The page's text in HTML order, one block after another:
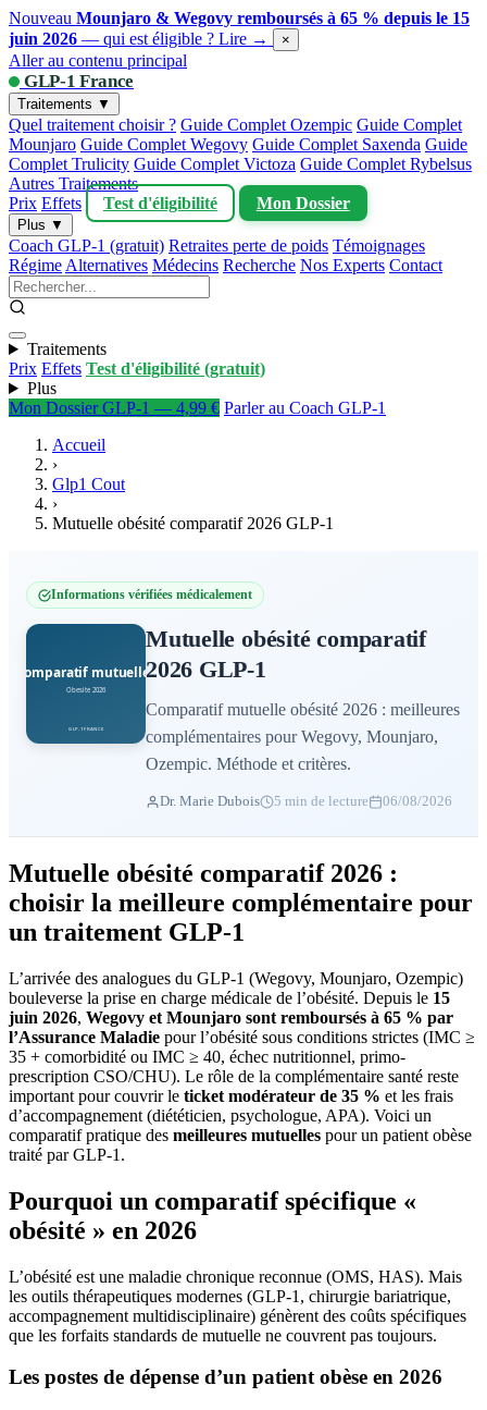
Nouveau Mounjaro & Wegovy remboursés à 65 % depuis le 15
juin 2026 — qui est éligible ? Lire → ×
Aller au contenu principal
GLP-1 France
Traitements ▼
Quel traitement choisir ? Guide Complet Ozempic Guide Complet
Mounjaro Guide Complet Wegovy Guide Complet Saxenda Guide
Complet Trulicity Guide Complet Victoza Guide Complet Rybelsus
Autres Traitements
Prix Effets Test d'éligibilité Mon Dossier
Plus ▼
Coach GLP-1 (gratuit) Retraites perte de poids Témoignages
Régime Alternatives Médecins Recherche Nos Experts Contact
Traitements
Prix Effets Test d'éligibilité (gratuit)
Plus
Mon Dossier GLP-1 — 4,99 € Parler au Coach GLP-1
Accueil
›
Glp1 Cout
›
Mutuelle obésité comparatif 2026 GLP-1
Informations vérifiées médicalement
Mutuelle obésité comparatif
2026 GLP-1
Comparatif mutuelle obésité 2026 : meilleures
complémentaires pour Wegovy, Mounjaro,
Ozempic. Méthode et critères.
Dr. Marie Dubois 5 min de lecture 06/08/2026
Mutuelle obésité comparatif 2026 :
choisir la meilleure complémentaire pour
un traitement GLP-1
L’arrivée des analogues du GLP-1 (Wegovy, Mounjaro, Ozempic)
bouleverse la prise en charge médicale de l’obésité. Depuis le 15
juin 2026, Wegovy et Mounjaro sont remboursés à 65 % par
l’Assurance Maladie pour l’obésité sous conditions strictes (IMC ≥
35 + comorbidité ou IMC ≥ 40, échec nutritionnel, primo-
prescription CSO/CHU). Le rôle de la complémentaire santé reste
important pour couvrir le ticket modérateur de 35 % et les frais
d’accompagnement (diététicien, psychologue, APA). Voici un
comparatif pratique des meilleures mutuelles pour un patient obèse
traité par GLP-1.
Pourquoi un comparatif spécifique «
obésité » en 2026
L’obésité est une maladie chronique reconnue (OMS, HAS). Mais
les outils thérapeutiques modernes (GLP-1, chirurgie bariatrique,
accompagnement multidisciplinaire) génèrent des coûts spécifiques
que les forfaits standards de mutuelle ne couvrent pas toujours.
Les postes de dépense d’un patient obèse en 2026